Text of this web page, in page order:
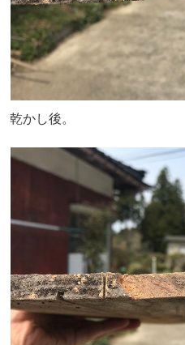
乾かし後。